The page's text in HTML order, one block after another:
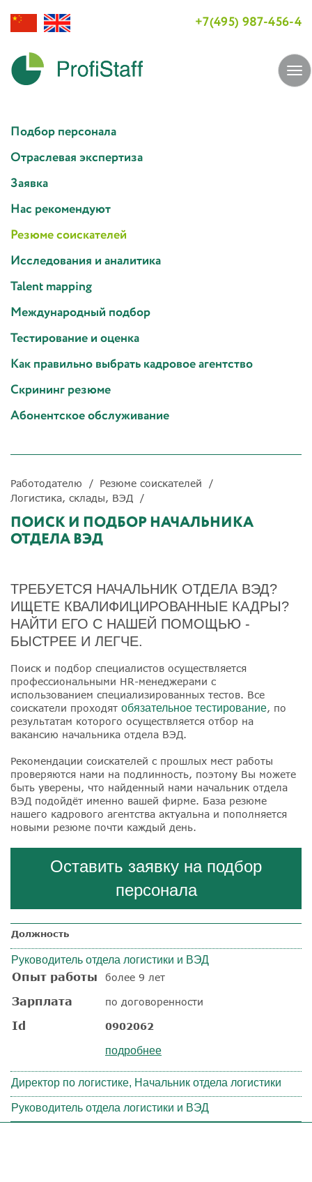
+7(495) 987-456-4
Подбор персонала
Отраслевая экспертиза
Заявка
Нас рекомендуют
Резюме соискателей
Исследования и аналитика
Talent mapping
Международный подбор
Тестирование и оценка
Как правильно выбрать кадровое агентство
Скрининг резюме
Абонентское обслуживание
Работодателю
Резюме соискателей
Логистика, склады, ВЭД
ПОИСК И ПОДБОР НАЧАЛЬНИКА
ОТДЕЛА ВЭД
ТРЕБУЕТСЯ НАЧАЛЬНИК ОТДЕЛА ВЭД?
ИЩЕТЕ КВАЛИФИЦИРОВАННЫЕ КАДРЫ?
НАЙТИ ЕГО С НАШЕЙ ПОМОЩЬЮ -
БЫСТРЕЕ И ЛЕГЧЕ.
Поиск и подбор специалистов осуществляется
профессиональными HR-менеджерами с
использованием специализированных тестов. Все
соискатели проходят обязательное тестирование, по
результатам которого осуществляется отбор на
вакансию начальника отдела ВЭД.
Рекомендации соискателей с прошлых мест работы
проверяются нами на подлинность, поэтому Вы можете
быть уверены, что найденный нами начальник отдела
ВЭД подойдёт именно вашей фирме. База резюме
нашего кадрового агентства актуальна и пополняется
новыми резюме почти каждый день.
Оставить заявку на подбор
персонала
Должность
Руководитель отдела логистики и ВЭД
Опыт работы более 9 лет
Зарплата по договоренности
Id 0902062
подробнее
Директор по логистике, Начальник отдела логистики
Руководитель отдела логистики и ВЭД